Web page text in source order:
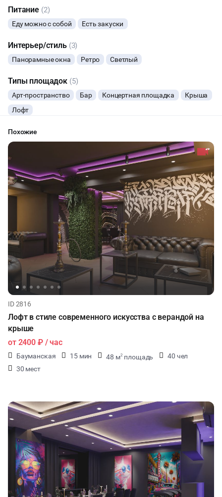
Питание (2)
Еду можно с собой Есть закуски
Интерьер/стиль (3)
Панорамные окна Ретро Светлый
Типы площадок (5)
Арт-пространство Бар Концертная площадка
Крыша
Лофт
Похожие
ID 2816
Лофт в стиле современного искусства с верандой на
крыше
от 2400 ₽/ час
Бауманская 15 мин 48 м2 площадь
40 чел
30 мест